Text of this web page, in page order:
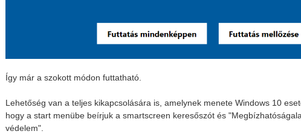
Így már a szokott módon futtatható.
Lehetőség van a teljes kikapcsolására is, amelynek menete Windows 10
hogy a start menübe beírjuk a smartscreen keresőszót és
védelem".